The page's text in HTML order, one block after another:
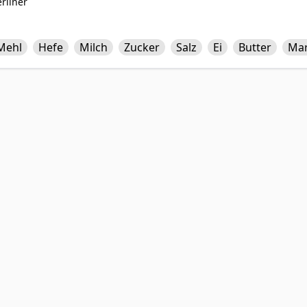
Hefe Milch Zucker Salz Ei Butter